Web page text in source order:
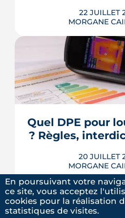
Ma recherche
22 JUILLET
MORGANE
Écoles, base de loisirs,
projets urbains et prix
3e ville de Haute-
LIRE
Quel DPE pour
? Règles,
20 JUILLET
MORGANE
En 2026, un logement
En poursuivant votre
ce site, vous acceptez
cookies pour la réalisation
statistiques de visites.